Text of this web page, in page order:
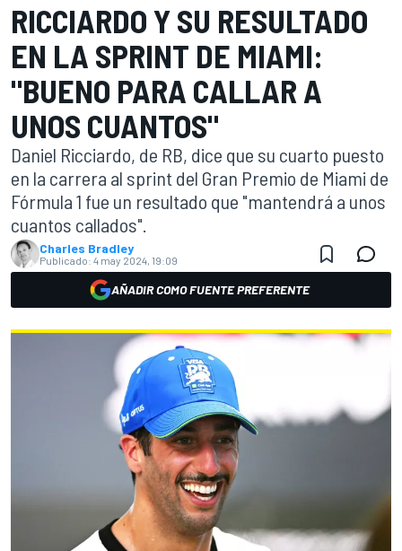
RICCIARDO Y SU RESULTADO
EN LA SPRINT DE MIAMI:
"BUENO PARA CALLAR A
UNOS CUANTOS"
Daniel Ricciardo, de RB, dice que su cuarto puesto
en la carrera al sprint del Gran Premio de Miami de
Fórmula 1 fue un resultado que "mantendrá a unos
cuantos callados".
Charles Bradley
Publicado: 4 may 2024, 19:09
AÑADIR COMO FUENTE PREFERENTE